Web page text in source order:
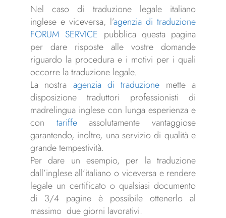
Nel caso di traduzione legale italiano
inglese e viceversa, l’agenzia di traduzione
FORUM SERVICE pubblica questa pagina
per dare risposte alle vostre domande
riguardo la procedura e i motivi per i quali
occorre la traduzione legale.
La nostra agenzia di traduzione mette a
disposizione traduttori professionisti di
madrelingua inglese con lunga esperienza e
con tariffeassolutamente vantaggiose
garantendo, inoltre, una servizio di qualità e
grande tempestività.
Per dare un esempio, per la traduzione
dall’inglese all’italiano o viceversa e rendere
legale un certificato o qualsiasi documento
di 3/4 pagine è possibile ottenerlo al
massimo due giorni lavorativi.